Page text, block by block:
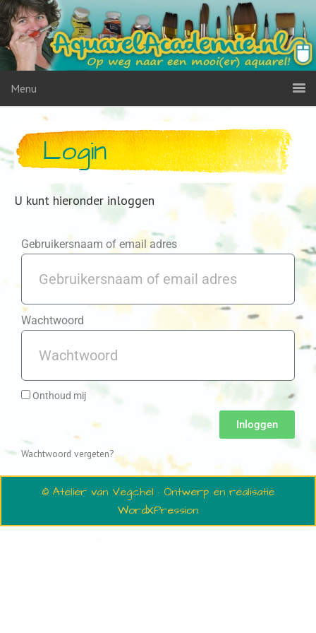
Menu
Login
U kunt hieronder inloggen
Gebruikersnaam of email adres
Wachtwoord
Onthoud mij
Inloggen
Wachtwoord vergeten?
© Atelier van Vegchel · Ontwerp en realisatie
WordXPression